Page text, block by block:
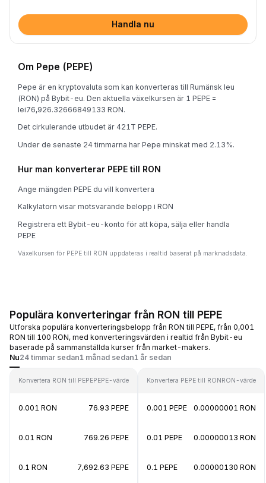
Handla nu
Om Pepe (PEPE)
Pepe är en kryptovaluta som kan konverteras till Rumänsk leu
(RON) på Bybit-eu. Den aktuella växelkursen är 1 PEPE =
lei76,926.32666849133 RON.
Det cirkulerande utbudet är 421T PEPE.
Under de senaste 24 timmarna har Pepe minskat med 2.13%.
Hur man konverterar PEPE till RON
Ange mängden PEPE du vill konvertera
Kalkylatorn visar motsvarande belopp i RON
Registrera ett Bybit-eu-konto för att köpa, sälja eller handla
PEPE
Växelkursen för PEPE till RON uppdateras i realtid baserat på marknadsdata.
Populära konverteringar från RON till PEPE
Utforska populära konverteringsbelopp från RON till PEPE, från 0,001
RON till 100 RON, med konverteringsvärden i realtid från Bybit-eu
baserade på sammanställda kurser från market-makers.
Nu24 timmar sedan1 månad sedan1 år sedan
Konvertera RON till PEPEPEPE-värde
0.001 RON 76.93 PEPE
0.01 RON 769.26 PEPE
0.1 RON 7,692.63 PEPE
Konvertera PEPE till RONRON-värde
0.001 PEPE 0.00000001 RON
0.01 PEPE 0.00000013 RON
0.1 PEPE 0.00000130 RON